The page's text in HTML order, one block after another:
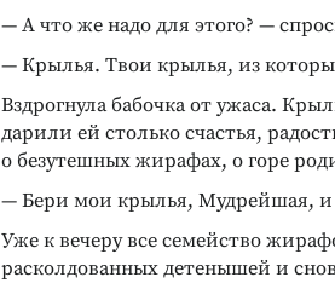
— А что же надо для этого? —
— Крылья. Твои крылья, из
Вздрогнула бабочка от ужаса.
дарили ей столько счастья,
о безутешных жирафах, о горе
— Бери мои крылья, Мудрейшая, и
Уже к вечеру все семейство
расколдованных детенышей и